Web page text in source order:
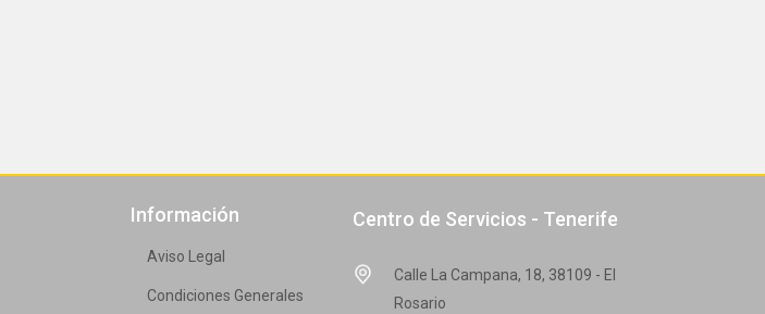
Información
Aviso Legal
Condiciones Generales
Centro de Servicios - Tenerife
Calle La Campana, 18, 38109 - El
Rosario